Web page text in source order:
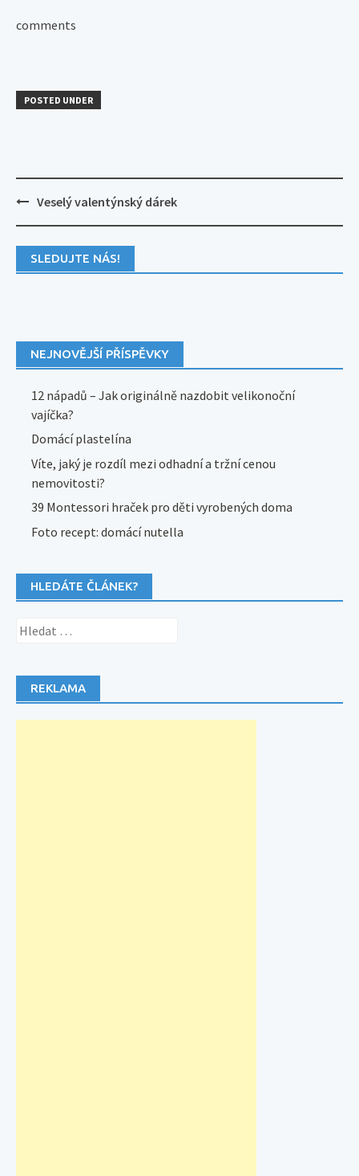
comments
POSTED UNDER
Post
navigation
Veselý valentýnský dárek
SLEDUJTE NÁS!
NEJNOVĚJŠÍ PŘÍSPĚVKY
12 nápadů – Jak originálně nazdobit velikonoční
vajíčka?
Domácí plastelína
Víte, jaký je rozdíl mezi odhadní a tržní cenou
nemovitosti?
39 Montessori hraček pro děti vyrobených doma
Foto recept: domácí nutella
HLEDÁTE ČLÁNEK?
Vyhledávání
REKLAMA